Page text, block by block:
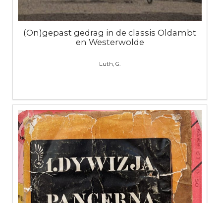
(On)gepast gedrag in de classis Oldambt
en Westerwolde
Luth, G.